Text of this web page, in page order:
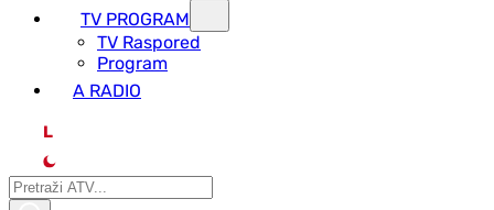
TV PROGRAM
ТV Raspored
Program
A RADIO
L